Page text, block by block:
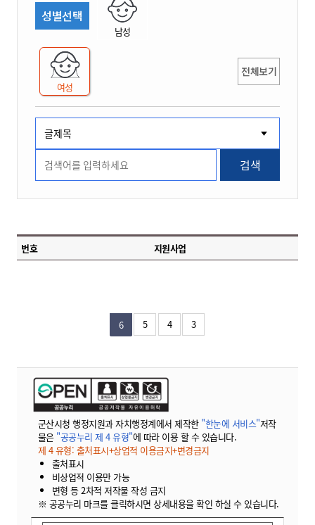
성별선택
남성
여성
전체보기
검색
번호 지원사업
6 5 4 3
군산시청 행정지원과 자치행정계에서 제작한 "한눈에 서비스"저작
물은 "공공누리 제 4 유형"에 따라 이용 할 수 있습니다.
제 4 유형: 출처표시+상업적 이용금지+변경금지
출처표시
비상업적 이용만 가능
변형 등 2차적 저작물 작성 금지
※ 공공누리 마크를 클릭하시면 상세내용을 확인 하실 수 있습니다.